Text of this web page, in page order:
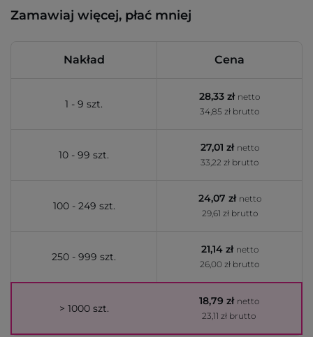
Zamawiaj więcej, płać mniej
Nakład Cena
1 - 9 szt.
28,33 zł netto
34,85 zł brutto
10 - 99 szt.
27,01 zł netto
33,22 zł brutto
100 - 249 szt.
24,07 zł netto
29,61 zł brutto
250 - 999 szt.
21,14 zł netto
26,00 zł brutto
> 1000 szt.
18,79 zł netto
23,11 zł brutto